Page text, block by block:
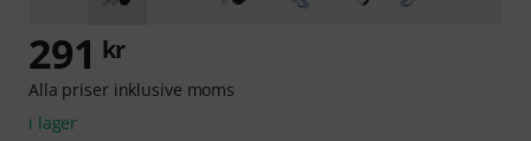
291 kr
Alla priser inklusive moms
i lager